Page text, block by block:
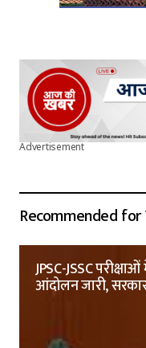
Advertisement
Recommended for
JPSC-JSSC
आंदोलन जारी,